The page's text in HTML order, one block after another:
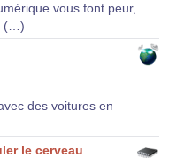
vous font peur,
(…)
des voitures en
le cerveau